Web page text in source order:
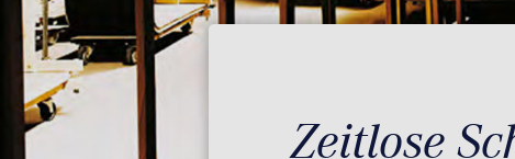
Zeitlose